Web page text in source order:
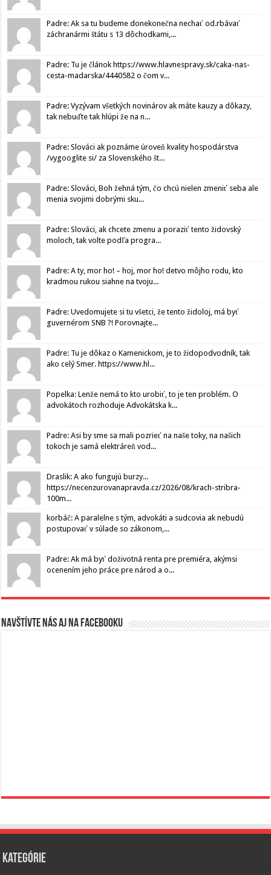
Padre: Ak sa tu budeme donekonečna nechať od.rbávať
záchranármi štátu s 13 dôchodkami,...
Padre: Tu je článok https://www.hlavnespravy.sk/caka-nas-
cesta-madarska/4440582 o čom v...
Padre: Vyzývam všetkých novinárov ak máte kauzy a dôkazy,
tak nebuďte tak hlúpi že na n...
Padre: Slováci ak poznáme úroveň kvality hospodárstva
/vygooglite si/ za Slovenského št...
Padre: Slováci, Boh žehná tým, čo chcú nielen zmeniť seba ale
menia svojimi dobrými sku...
Padre: Slováci, ak chcete zmenu a poraziť tento židovský
moloch, tak volte podľa progra...
Padre: A ty, mor ho! – hoj, mor ho! detvo môjho rodu, kto
kradmou rukou siahne na tvoju...
Padre: Uvedomujete si tu všetci, že tento židoloj, má byť
guvernérom SNB ?! Porovnajte...
Padre: Tu je dôkaz o Kamenickom, je to židopodvodník, tak
ako celý Smer. https://www.hl...
Popelka: Lenže nemá to kto urobiť, to je ten problém. O
advokátoch rozhoduje Advokátska k...
Padre: Asi by sme sa mali pozrieť na naše toky, na našich
tokoch je samá elektráreň vod...
Draslik: A ako fungujú burzy...
https://necenzurovanapravda.cz/2026/08/krach-stribra-
100m...
korbáč: A paralelne s tým, advokáti a sudcovia ak nebudú
postupovať v súlade so zákonom,...
Padre: Ak má byť doživotná renta pre premiéra, akýmsi
ocenením jeho práce pre národ a o...
Navštívte nás aj na Facebooku
Kategórie